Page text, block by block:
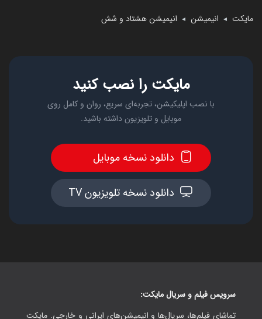
مایکت ◄ انیمیشن ◄ انیمیشن هشتاد و شش
مایکت را نصب کنید
با نصب اپلیکیشن، تجربه‌ای سریع، روان و کامل روی
موبایل و تلویزیون داشته باشید.
دانلود نسخه موبایل
دانلود نسخه تلویزیون TV
سرویس فیلم و سریال مایکت:
تماشای فیلم‌ها، سریال‌ها و انیمیشن‌های ایرانی و خارجی. مایکت